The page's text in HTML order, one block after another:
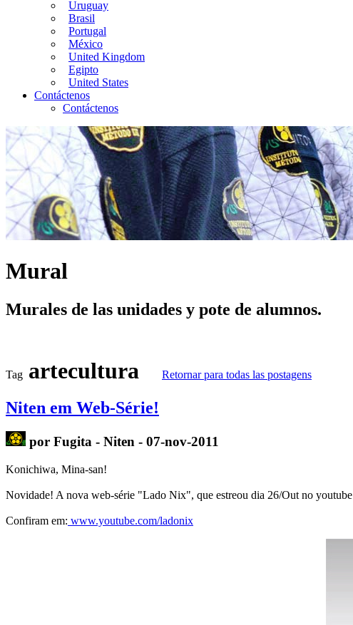
Uruguay
Brasil
Portugal
México
United Kingdom
Egipto
United States
Contáctenos
Contáctenos
Mural
Murales de las unidades y pote de alumnos.
Tag artecultura Retornar para todas las postagens
Niten em Web-Série!
por Fugita - Niten - 07-nov-2011
Konichiwa, Mina-san!
Novidade! A nova web-série "Lado Nix", que estreou dia 26/Out no youtube
Confiram em: www.youtube.com/ladonix